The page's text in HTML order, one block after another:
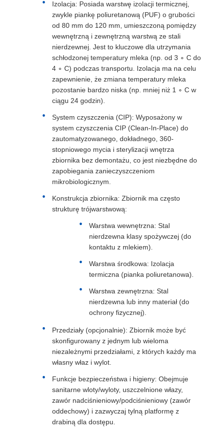
Izolacja: Posiada warstwę izolacji termicznej,
zwykle piankę poliuretanową (PUF) o grubości
od 80 mm do 120 mm, umieszczoną pomiędzy
wewnętrzną i zewnętrzną warstwą ze stali
nierdzewnej. Jest to kluczowe dla utrzymania
schłodzonej temperatury mleka (np. od 3 ∘ C do
4 ∘ C) podczas transportu. Izolacja ma na celu
zapewnienie, że zmiana temperatury mleka
pozostanie bardzo niska (np. mniej niż 1 ∘ C w
ciągu 24 godzin).
System czyszczenia (CIP): Wyposażony w
system czyszczenia CIP (Clean-In-Place) do
zautomatyzowanego, dokładnego, 360-
stopniowego mycia i sterylizacji wnętrza
zbiornika bez demontażu, co jest niezbędne do
zapobiegania zanieczyszczeniom
mikrobiologicznym.
Konstrukcja zbiornika: Zbiornik ma często
strukturę trójwarstwową:
Warstwa wewnętrzna: Stal
nierdzewna klasy spożywczej (do
kontaktu z mlekiem).
Warstwa środkowa: Izolacja
termiczna (pianka poliuretanowa).
Warstwa zewnętrzna: Stal
nierdzewna lub inny materiał (do
ochrony fizycznej).
Przedziały (opcjonalnie): Zbiornik może być
skonfigurowany z jednym lub wieloma
niezależnymi przedziałami, z których każdy ma
własny właz i wylot.
Funkcje bezpieczeństwa i higieny: Obejmuje
sanitarne wloty/wyloty, uszczelnione włazy,
zawór nadciśnieniowy/podciśnieniowy (zawór
oddechowy) i zazwyczaj tylną platformę z
drabiną dla dostępu.